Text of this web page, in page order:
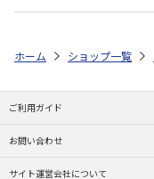
ホーム ショップ一覧
ご利用ガイド
お問い合わせ
サイト運営会社について